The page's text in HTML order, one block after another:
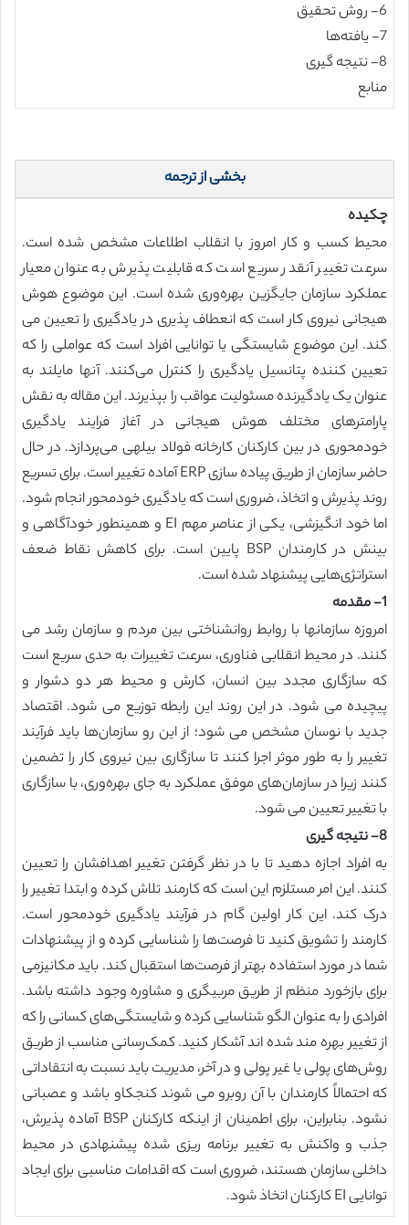
6- روش تحقیق
7- یافته‌ها
8- نتیجه گیری
منابع
بخشی از ترجمه
چکیده
محیط کسب و کار امروز با انقلاب اطلاعات مشخص شده است.
سرعت تغییر آنقدر سریع است که قابلیت پذیرش به عنوان معیار
عملکرد سازمان جایگزین بهره‌وری شده است. این موضوع هوش
هیجانی نیروی کار است که انعطاف پذیری در یادگیری را تعیین می
کند. این موضوع شایستگی یا توانایی افراد است که عواملی را که
تعیین کننده پتانسیل یادگیری را کنترل می‌کنند. آنها مایلند به
عنوان یک یادگیرنده مسئولیت عواقب را بپذیرند. این مقاله به نقش
پارامترهای مختلف هوش هیجانی در آغاز فرایند یادگیری
خودمحوری در بین کارکنان کارخانه فولاد بیلهی می‌پردازد. در حال
حاضر سازمان از طریق پیاده سازی ERP آماده تغییر است. برای تسریع
روند پذیرش و اتخاذ، ضروری است که یادگیری خودمحور انجام شود.
اما خود انگیزشی، یکی از عناصر مهم EI و همینطور خودآگاهی و
بینش در کارمندان BSP پایین است. برای کاهش نقاط ضعف
استراتژی‌هایی پیشنهاد شده است.
1- مقدمه
امروزه سازمانها با روابط روانشناختی بین مردم و سازمان رشد می
کنند. در محیط انقلابی فناوری، سرعت تغییرات به حدی سریع است
که سازگاری مجدد بین انسان، کارش و محیط هر دو دشوار و
پیچیده می شود. در این روند این رابطه توزیع می شود. اقتصاد
جدید با نوسان مشخص می شود؛ از این رو سازمان‌ها باید فرآیند
تغییر را به طور موثر اجرا کنند تا سازگاری بین نیروی کار را تضمین
کنند زیرا در سازمان‌های موفق عملکرد به جای بهره‌وری، با سازگاری
با تغییر تعیین می شود.
8- نتیجه گیری
به افراد اجازه دهید تا با در نظر گرفتن تغییر اهدافشان را تعیین
کنند. این امر مستلزم این است که کارمند تلاش کرده و ابتدا تغییر را
درک کند. این کار اولین گام در فرآیند یادگیری خودمحور است.
کارمند را تشویق کنید تا فرصت‌ها را شناسایی کرده و از پیشنهادات
شما در مورد استفاده بهتر از فرصت‌ها استقبال کند. باید مکانیزمی
برای بازخورد منظم از طریق مربیگری و مشاوره وجود داشته باشد.
افرادی را به عنوان الگو شناسایی کرده و شایستگی‌های کسانی را که
از تغییر بهره مند شده اند آشکار کنید. کمک‌رسانی مناسب از طریق
روش‌های پولی یا غیر پولی و در آخر، مدیریت باید نسبت به انتقاداتی
که احتمالاً کارمندان با آن روبرو می شوند کنجکاو باشد و عصبانی
نشود. بنابراین، برای اطمینان از اینکه کارکنان BSP آماده پذیرش،
جذب و واکنش به تغییر برنامه ریزی شده پیشنهادی در محیط
داخلی سازمان هستند، ضروری است که اقدامات مناسبی برای ایجاد
توانایی EI کارکنان اتخاذ شود.